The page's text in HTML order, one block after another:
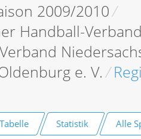
2009/2010/
Handball-
e. V. /
Tabelle Statistik Alle